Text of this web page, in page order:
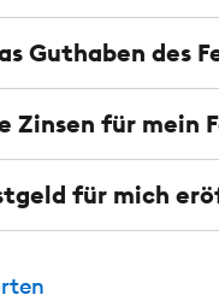
Guthaben des
Zinsen für mein
für mich